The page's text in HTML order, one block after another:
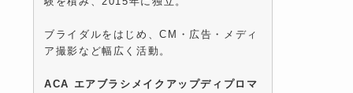
ブライダルをはじめ、CM・広告・メディ
ア撮影など幅広く活動。
ACA エアブラシメイクアップディプロマ